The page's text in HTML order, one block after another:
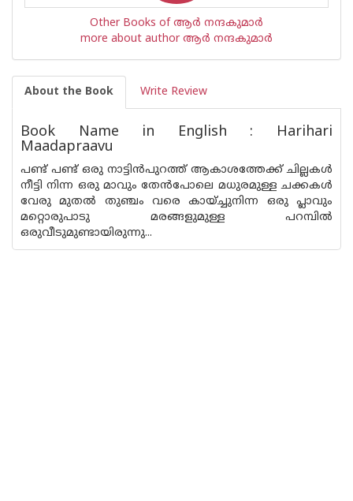
Other Books of ആര്‍ നന്ദകുമാര്‍
more about author ആര്‍ നന്ദകുമാര്‍
About the Book Write Review
Book Name in English : Harihari
Maadapraavu
പണ്ട് പണ്ട് ഒരു നാട്ടിൻപുറത്ത് ആകാശത്തേക്ക് ചില്ലകൾ
നീട്ടി നിന്ന ഒരു മാവും തേൻപോലെ മധുരമുള്ള ചക്കകൾ
വേരു മുതൽ തുഞ്ചം വരെ കായ്ച്ചുനിന്ന ഒരു പ്ലാവും
മറ്റൊരുപാടു മരങ്ങളുമുള്ള പറമ്പിൽ
ഒരുവീടുമുണ്ടായിരുന്നു...